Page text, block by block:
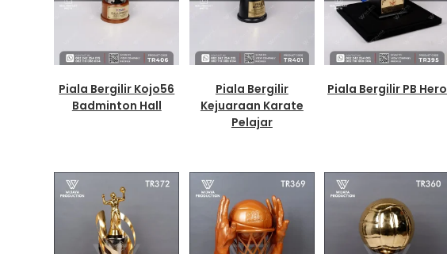
Piala Bergilir Kojo56
Badminton Hall
Piala Bergilir
Kejuaraan Karate
Pelajar
Piala Bergilir PB Hero